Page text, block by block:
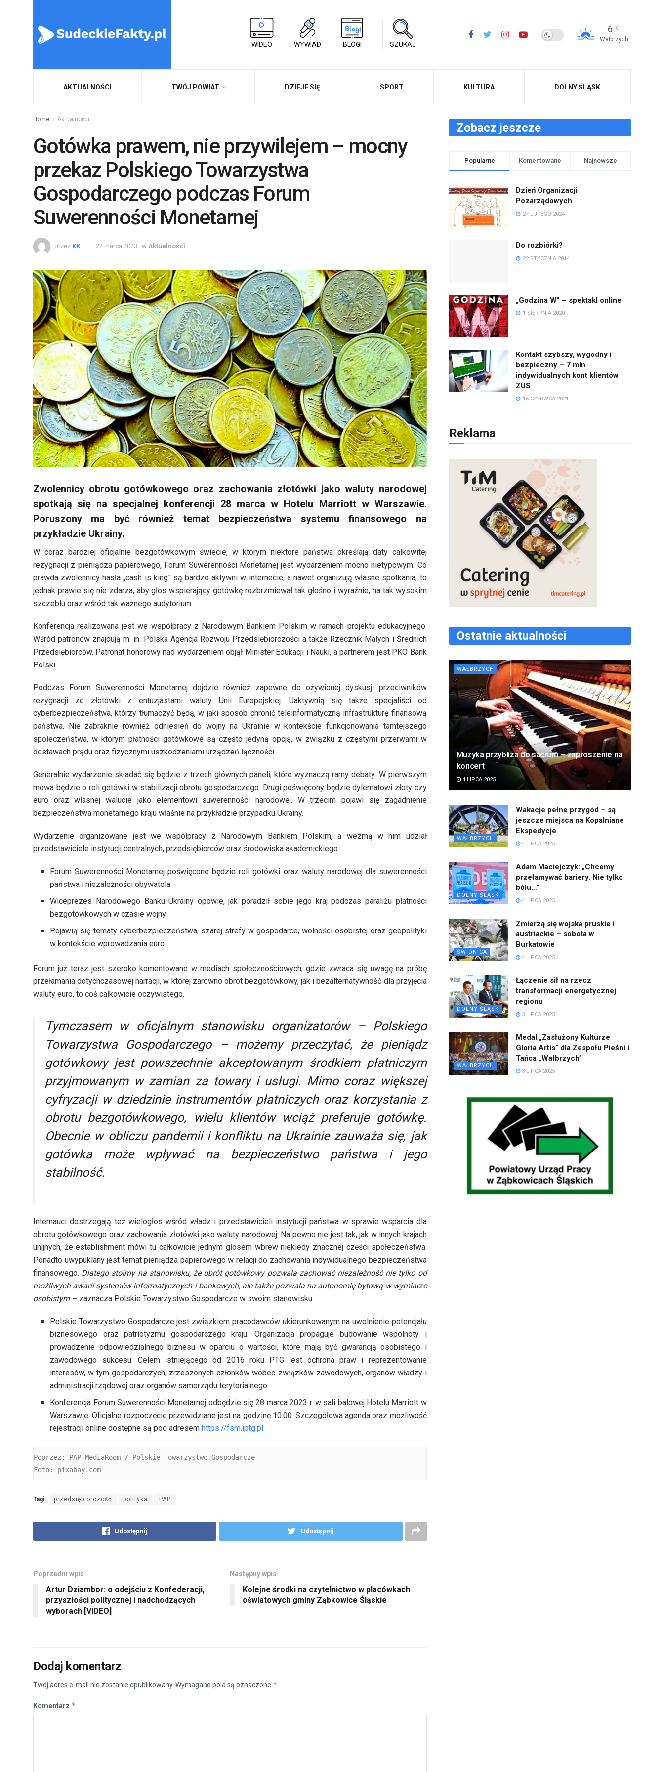
WIDEO WYWIAD BLOGI SZUKAJ
6 °C
Wałbrzych
AKTUALNOŚCI TWÓJ POWIAT DZIEJE SIĘ SPORT KULTURA DOLNY ŚLĄSK
Home Aktualności
Gotówka prawem, nie przywilejem – mocny
przekaz Polskiego Towarzystwa
Gospodarczego podczas Forum
Suwerenności Monetarnej
przez KK 22 marca 2023 w Aktualności
Zwolennicy obrotu gotówkowego oraz zachowania złotówki jako waluty narodowej
spotkają się na specjalnej konferencji 28 marca w Hotelu Marriott w Warszawie.
Poruszony ma być również temat bezpieczeństwa systemu finansowego na
przykładzie Ukrainy.
W coraz bardziej oficjalnie bezgotówkowym świecie, w którym niektóre państwa określają daty całkowitej
rezygnacji z pieniądza papierowego, Forum Suwerenności Monetarnej jest wydarzeniem mocno nietypowym. Co
prawda zwolennicy hasła „cash is king” są bardzo aktywni w internecie, a nawet organizują własne spotkania, to
jednak prawie się nie zdarza, aby głos wspierający gotówkę rozbrzmiewał tak głośno i wyraźnie, na tak wysokim
szczeblu oraz wśród tak ważnego audytorium.
Konferencja realizowana jest we współpracy z Narodowym Bankiem Polskim w ramach projektu edukacyjnego.
Wśród patronów znajdują m. in. Polska Agencja Rozwoju Przedsiębiorczości a także Rzecznik Małych i Średnich
Przedsiębiorców. Patronat honorowy nad wydarzeniem objął Minister Edukacji i Nauki, a partnerem jest PKO Bank
Polski.
Podczas Forum Suwerenności Monetarnej dojdzie również zapewne do ożywionej dyskusji przeciwników
rezygnacji ze złotówki z entuzjastami waluty Unii Europejskiej. Uaktywnią się także specjaliści od
cyberbezpieczeństwa, którzy tłumaczyć będą, w jaki sposób chronić teleinformatyczną infrastrukturę finansową
państwa. Nie zabraknie również odniesień do wojny na Ukrainie w kontekście funkcjonowania tamtejszego
społeczeństwa, w którym płatności gotówkowe są często jedyną opcją, w związku z częstymi przerwami w
dostawach prądu oraz fizycznymi uszkodzeniami urządzeń łączności.
Generalnie wydarzenie składać się będzie z trzech głównych paneli, które wyznaczą ramy debaty. W pierwszym
mowa będzie o roli gotówki w stabilizacji obrotu gospodarczego. Drugi poświęcony będzie dylematowi złoty czy
euro oraz własnej walucie jako elementowi suwerenności narodowej. W trzecim pojawi się zagadnienie
bezpieczeństwa monetarnego kraju właśnie na przykładzie przypadku Ukrainy.
Wydarzenie organizowane jest we współpracy z Narodowym Bankiem Polskim, a wezmą w nim udział
przedstawiciele instytucji centralnych, przedsiębiorców oraz środowiska akademickiego.
Forum Suwerenności Monetarnej poświęcone będzie roli gotówki oraz waluty narodowej dla suwerenności
państwa i niezależności obywatela.
Wiceprezes Narodowego Banku Ukrainy opowie, jak poradził sobie jego kraj podczas paraliżu płatności
bezgotówkowych w czasie wojny.
Pojawią się tematy cyberbezpieczeństwa, szarej strefy w gospodarce, wolności osobistej oraz geopolityki
w kontekście wprowadzania euro.
Forum już teraz jest szeroko komentowane w mediach społecznościowych, gdzie zwraca się uwagę na próbę
przełamania dotychczasowej narracji, w której zarówno obrót bezgotówkowy, jak i bezalternatywność dla przyjęcia
waluty euro, to coś całkowicie oczywistego.
Tymczasem w oficjalnym stanowisku organizatorów – Polskiego
Towarzystwa Gospodarczego – możemy przeczytać, że pieniądz
gotówkowy jest powszechnie akceptowanym środkiem płatniczym
przyjmowanym w zamian za towary i usługi. Mimo coraz większej
cyfryzacji w dziedzinie instrumentów płatniczych oraz korzystania z
obrotu bezgotówkowego, wielu klientów wciąż preferuje gotówkę.
Obecnie w obliczu pandemii i konfliktu na Ukrainie zauważa się, jak
gotówka może wpływać na bezpieczeństwo państwa i jego
stabilność.
Internauci dostrzegają też wielogłos wśród władz i przedstawicieli instytucji państwa w sprawie wsparcia dla
obrotu gotówkowego oraz zachowania złotówki jako waluty narodowej. Na pewno nie jest tak, jak w innych krajach
unijnych, że establishment mówi tu całkowicie jednym głosem wbrew niekiedy znacznej części społeczeństwa.
Ponadto uwypuklany jest temat pieniądza papierowego w relacji do zachowania indywidualnego bezpieczeństwa
finansowego. Dlatego stoimy na stanowisku, że obrót gotówkowy pozwala zachować niezależność nie tylko od
możliwych awarii systemów informatycznych i bankowych, ale także pozwala na autonomię bytową w wymiarze
osobistym – zaznacza Polskie Towarzystwo Gospodarcze w swoim stanowisku.
Polskie Towarzystwo Gospodarcze jest związkiem pracodawców ukierunkowanym na uwolnienie potencjału
biznesowego oraz patriotyzmu gospodarczego kraju. Organizacja propaguje budowanie wspólnoty i
prowadzenie odpowiedzialnego biznesu w oparciu o wartości, które mają być gwarancją osobistego i
zawodowego sukcesu. Celem istniejącego od 2016 roku PTG jest ochrona praw i reprezentowanie
interesów, w tym gospodarczych, zrzeszonych członków wobec związków zawodowych, organów władzy i
administracji rządowej oraz organów samorządu terytorialnego.
Konferencja Forum Suwerenności Monetarnej odbędzie się 28 marca 2023 r. w sali balowej Hotelu Marriott w
Warszawie. Oficjalne rozpoczęcie przewidziane jest na godzinę 10:00. Szczegółowa agenda oraz możliwość
rejestracji online dostępne są pod adresemhttps://fsm.iptg.pl.
Poprzez: PAP MediaRoom / Polskie Towarzystwo Gospodarcze
Foto: pixabay.com
Tagi: przedsiębiorczość polityka PAP
Udostępnij Udostępnij
Poprzedni wpis
Artur Dziambor: o odejściu z Konfederacji,
przyszłości politycznej i nadchodzących
wyborach [VIDEO]
Następny wpis
Kolejne środki na czytelnictwo w placówkach
oświatowych gminy Ząbkowice Śląskie
Dodaj komentarz
Twój adres e-mail nie zostanie opublikowany. Wymagane pola są oznaczone *
Komentarz *
Zobacz jeszcze
Popularne Komentowane Najnowsze
Dzień Organizacji
Pozarządowych
27 LUTEGO 2024
Do rozbiórki?
22 STYCZNIA 2014
„Godzina W” – spektakl online
1 SIERPNIA 2020
Kontakt szybszy, wygodny i
bezpieczny – 7 mln
indywidualnych kont klientów
ZUS
16 CZERWCA 2021
Reklama
Ostatnie aktualności
WAŁBRZYCH
Muzyka przybliża do sacrum – zaproszenie na
koncert
4 LIPCA 2025
WAŁBRZYCH
Wakacje pełne przygód – są
jeszcze miejsca na Kopalniane
Ekspedycje
4 LIPCA 2025
DOLNY ŚLĄSK
Adam Maciejczyk: „Chcemy
przełamywać bariery. Nie tylko
bólu…”
4 LIPCA 2025
ŚWIDNICA
Zmierzą się wojska pruskie i
austriackie – sobota w
Burkatowie
4 LIPCA 2025
DOLNY ŚLĄSK
Łączenie sił na rzecz
transformacji energetycznej
regionu
3 LIPCA 2025
WAŁBRZYCH
Medal „Zasłużony Kulturze
Gloria Artis” dla Zespołu Pieśni i
Tańca „Wałbrzych”
3 LIPCA 2025